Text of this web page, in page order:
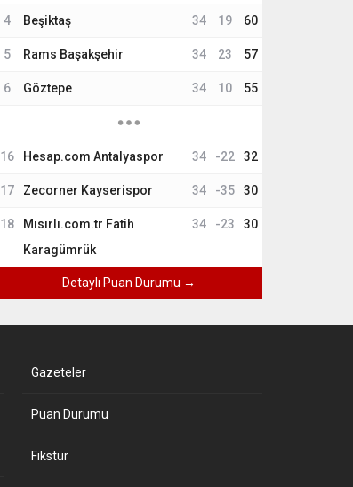
4 Beşiktaş 34 19 60
5 Rams Başakşehir 34 23 57
6 Göztepe 34 10 55
16 Hesap.com Antalyaspor 34 -22 32
17 Zecorner Kayserispor 34 -35 30
18
Mısırlı.com.tr Fatih
Karagümrük
34 -23 30
Detaylı Puan Durumu →
Gazeteler
Puan Durumu
Fikstür